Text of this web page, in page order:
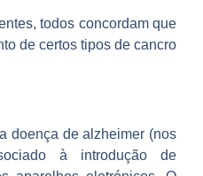
todos concordam que
de certos tipos de cancro
doença de alzheimer (nos
à introdução de